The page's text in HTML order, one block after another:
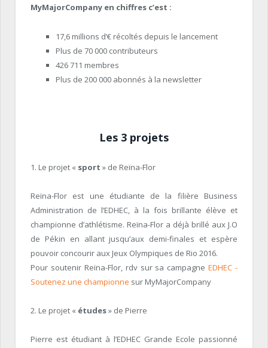
MyMajorCompany en chiffres c’est :
17,6 millions d’€ récoltés depuis le lancement
Plus de 70 000 contributeurs
426 711 membres
Plus de 200 000 abonnés à la newsletter
Les 3 projets
1. Le projet « sport » de Reïna-Flor
Reïna-Flor est une étudiante de la filière Business
Administration de l’EDHEC, à la fois brillante élève et
championne d’athlétisme. Reïna-Flor a déjà brillé aux J.O
de Pékin en allant jusqu’aux demi-finales et espère
pouvoir concourir aux Jeux Olympiques de Rio 2016.
Pour soutenir Reïna-Flor, rdv sur sa campagneEDHEC -
Soutenez une championne sur MyMajorCompany
2. Le projet « études» de Pierre
Pierre est étudiant à l’EDHEC Grande Ecole passionné